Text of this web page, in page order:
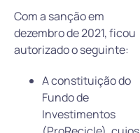
Com a sanção em
dezembro de 2021, ficou
autorizado o seguinte:
A constituição do
Fundo de
Investimentos